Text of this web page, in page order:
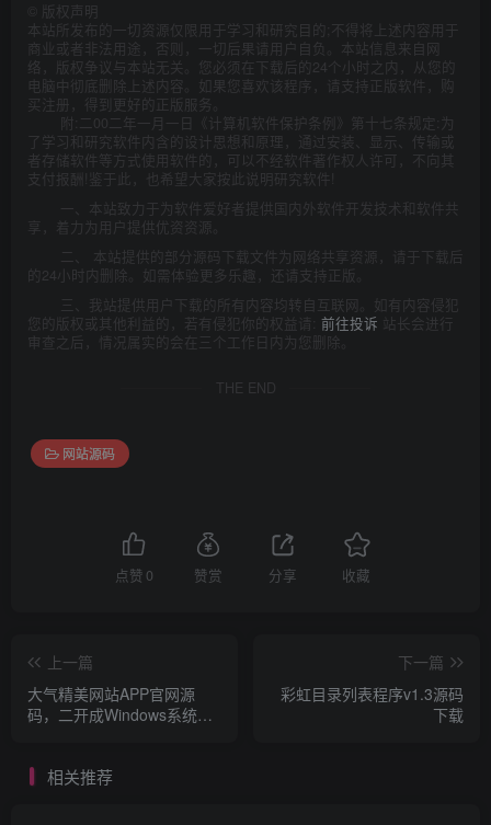
版权声明
本站所发布的一切资源仅限用于学习和研究目的;不得将上述内容用于
商业或者非法用途，否则，一切后果请用户自负。本站信息来自网
络，版权争议与本站无关。您必须在下载后的24个小时之内，从您的
电脑中彻底删除上述内容。如果您喜欢该程序，请支持正版软件，购
买注册，得到更好的正版服务。
附:二00二年一月一日《计算机软件保护条例》第十七条规定:为
了学习和研究软件内含的设计思想和原理，通过安装、显示、传输或
者存储软件等方式使用软件的，可以不经软件著作权人许可，不向其
支付报酬!鉴于此，也希望大家按此说明研究软件!
一、本站致力于为软件爱好者提供国内外软件开发技术和软件共
享，着力为用户提供优资资源。
二、 本站提供的部分源码下载文件为网络共享资源，请于下载后
的24小时内删除。如需体验更多乐趣，还请支持正版。
三、我站提供用户下载的所有内容均转自互联网。如有内容侵犯
您的版权或其他利益的，若有侵犯你的权益请: 前往投诉 站长会进行
审查之后，情况属实的会在三个工作日内为您删除。
THE END
网站源码
点赞 0 赞赏 分享 收藏
上一篇
大气精美网站APP官网源
码，二开成Windows系统下
下一篇
彩虹目录列表程序v1.3源码
下载
相关推荐